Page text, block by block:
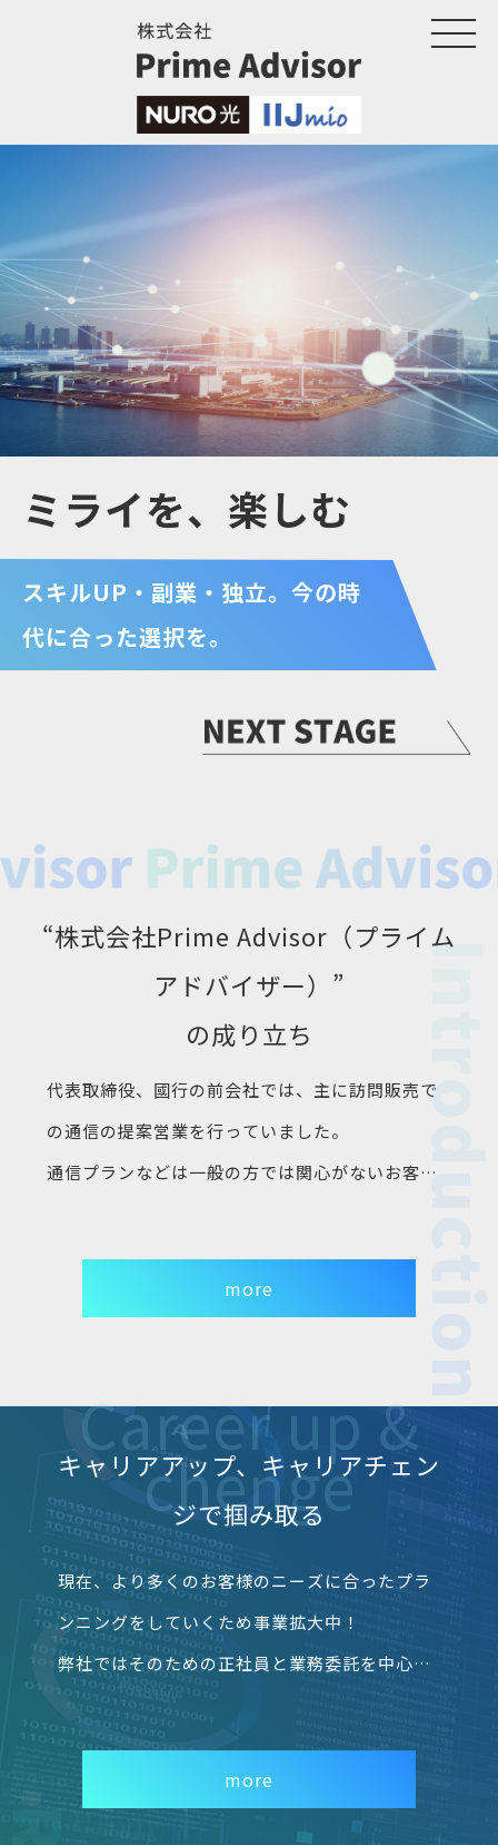
ミライを、楽しむ
スキルUP・副業・独立。今の時
代に合った選択を。
“株式会社Prime Advisor（プライム
アドバイザー）”
の成り立ち
代表取締役、國行の前会社では、主に訪問販売で
の通信の提案営業を行っていました。
通信プランなどは一般の方では関心がないお客様
りました。
その中でお客様に寄り添い、ご家庭にとって最適
信頼いただいたお客様からは、知人のご紹介など
から、さらにより多くのお客様のお役に立てる点
がやりがいになりました。
しかし、前会社のプランでは取り扱う企業が少な
く、お客様によっては最適なご提案ができないこ
ともあり歯痒さを感じていました。
そこですべての家庭に合うようなトータルサポー
トを目指すため、数々の御縁をいただきながら、
2022年に滋賀県東近江市五個荘にて起業しまし
た。
今後はお会いしたすべてのお客様に対して、最適
more
キャリアアップ、キャリアチェン
ジで掴み取る
現在、より多くのお客様のニーズに合ったプラ
ンニングをしていくため事業拡大中！
弊社ではそのための正社員と業務委託を中心に
営業職の求人中です。
“株式会社Prime Advisor（プライムアドバイザ
ー）”では充実した研修を行い、お客様に最適
な提案ができる人材を育て上げます！
more